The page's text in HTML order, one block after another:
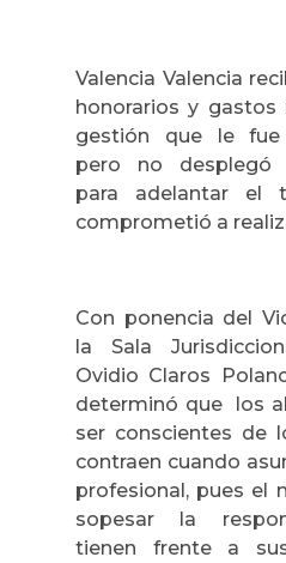
Valencia Valencia
honorarios y gastos
gestión que le fue
pero no desplegó
para adelantar el
comprometió a
Con ponencia del
la Sala
Ovidio Claros
determinó que los
ser conscientes de
contraen cuando
profesional, pues el
sopesar la
tienen frente a